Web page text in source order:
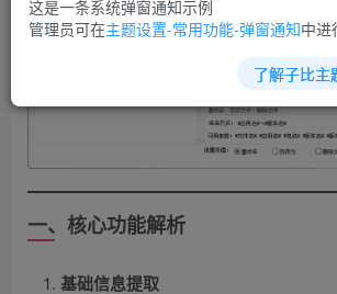
一、核心功能解析
基础信息提取
这是一条系统弹窗通知示例
管理员可在主题设置-常用功能-弹窗通知中进
了解子比主